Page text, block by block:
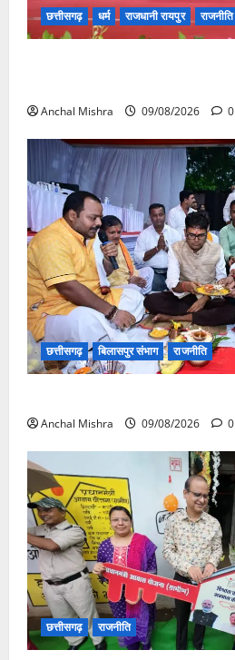
छत्तीसगढ़ धर्म राजधानी रायपुर राजनीति
Anchal Mishra 09/08/2026 0
छत्तीसगढ़ बिलासपुर संभाग राजनीति
Anchal Mishra 09/08/2026 0
छत्तीसगढ़ राजनीति